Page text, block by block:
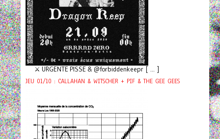
⚔️ URGENTE PISSE & @forbiddenkeepr [ ... ]
JEU 01/10 : CALLAHAN & WITSCHER + PIF & THE GEE GEES